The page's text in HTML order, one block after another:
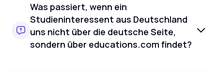
Was passiert, wenn ein
Studieninteressent aus Deutschland
uns nicht über die deutsche Seite,
sondern über educations.com findet?